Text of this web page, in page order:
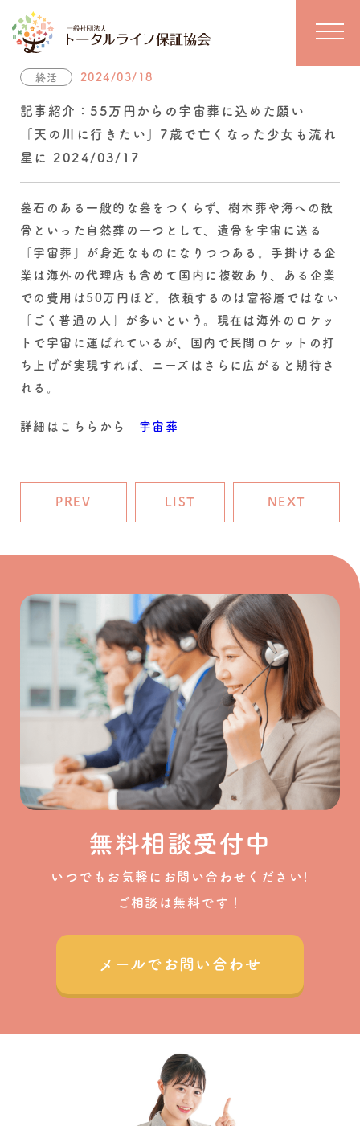
終活 2024/03/18
記事紹介：55万円からの宇宙葬に込めた願い
「天の川に行きたい」7歳で亡くなった少女も流れ
星に 2024/03/17
墓石のある一般的な墓をつくらず、樹木葬や海への散
骨といった自然葬の一つとして、遺骨を宇宙に送る
「宇宙葬」が身近なものになりつつある。手掛ける企
業は海外の代理店も含めて国内に複数あり、ある企業
での費用は50万円ほど。依頼するのは富裕層ではない
「ごく普通の人」が多いという。現在は海外のロケッ
トで宇宙に運ばれているが、国内で民間ロケットの打
ち上げが実現すれば、ニーズはさらに広がると期待さ
れる。
詳細はこちらから 宇宙葬
PREV LIST NEXT
無料相談受付中
いつでもお気軽にお問い合わせください!
ご相談は無料です！
メールでお問い合わせ